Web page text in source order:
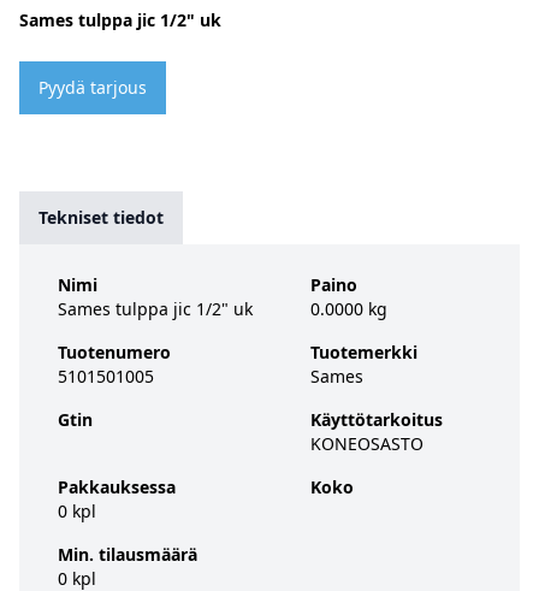
Sames tulppa jic 1/2" uk
Pyydä tarjous
Tekniset tiedot
Nimi
Sames tulppa jic 1/2" uk
Tuotenumero
5101501005
Gtin
Pakkauksessa
0 kpl
Min. tilausmäärä
0 kpl
Paino
0.0000 kg
Tuotemerkki
Sames
Käyttötarkoitus
KONEOSASTO
Koko